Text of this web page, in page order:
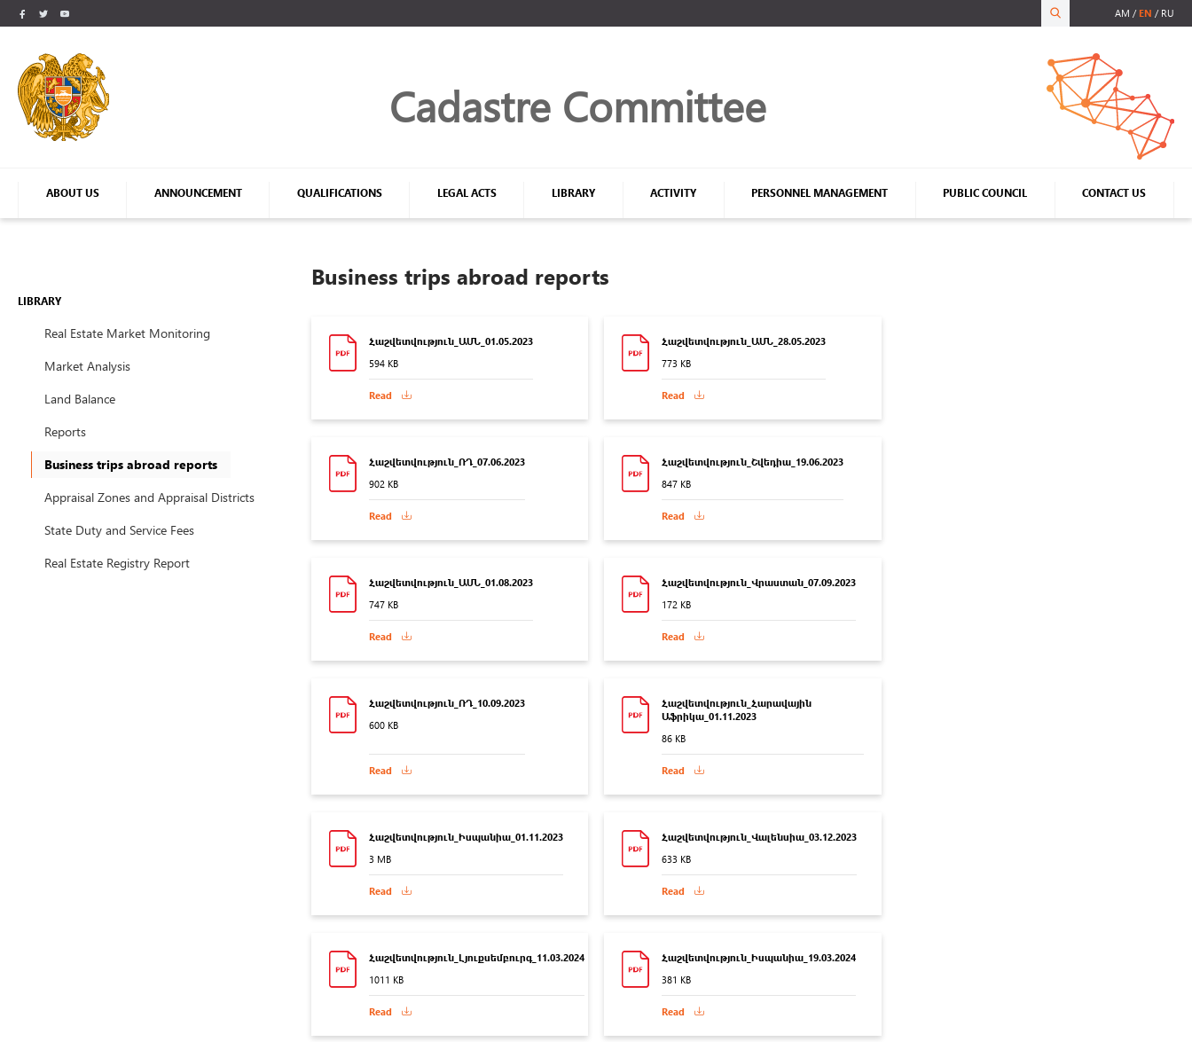
AM EN RU
Cadastre Committee
ABOUT US ANNOUNCEMENT QUALIFICATIONS LEGAL ACTS LIBRARY ACTIVITY PERSONNEL MANAGEMENT PUBLIC COUNCIL CONTACT US
LIBRARY
Real Estate Market Monitoring
Market Analysis
Land Balance
Reports
Business trips abroad reports
Appraisal Zones and Appraisal Districts
State Duty and Service Fees
Real Estate Registry Report
Business trips abroad reports
Հաշվետվություն_ԱՄՆ_01.05.2023
594 KB
Read
Հաշվետվություն_ԱՄՆ_28.05.2023
773 KB
Read
Հաշվետվություն_ՌԴ_07.06.2023
902 KB
Read
Հաշվետվություն_Շվեդիա_19.06.2023
847 KB
Read
Հաշվետվություն_ԱՄՆ_01.08.2023
747 KB
Read
Հաշվետվություն_Վրաստան_07.09.2023
172 KB
Read
Հաշվետվություն_ՌԴ_10.09.2023
600 KB
Read
Հաշվետվություն_Հարավային
Աֆրիկա_01.11.2023
86 KB
Read
Հաշվետվություն_Իսպանիա_01.11.2023
3 MB
Read
Հաշվետվություն_Վալենսիա_03.12.2023
633 KB
Read
Հաշվետվություն_Լյուքսեմբուրգ_11.03.2024
1011 KB
Read
Հաշվետվություն_Իսպանիա_19.03.2024
381 KB
Read
Մուտք համակարգ